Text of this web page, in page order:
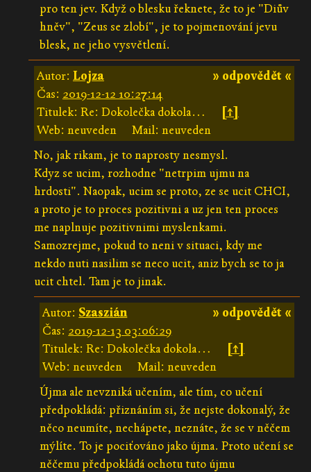
pro ten jev. Když o blesku řeknete, že to je "Diův
hněv", "Zeus se zlobí", je to pojmenování jevu
blesk, ne jeho vysvětlení.
» odpovědět «
Autor: Lojza
Čas: 2019-12-12 10:27:14
Titulek: Re: Dokolečka dokola…
[↑]
Web: neuveden
Mail: neuveden
No, jak rikam, je to naprosty nesmysl.
Kdyz se ucim, rozhodne "netrpim ujmu na
hrdosti". Naopak, ucim se proto, ze se ucit CHCI,
a proto je to proces pozitivni a uz jen ten proces
me naplnuje pozitivnimi myslenkami.
Samozrejme, pokud to neni v situaci, kdy me
nekdo nuti nasilim se neco ucit, aniz bych se to ja
ucit chtel. Tam je to jinak.
» odpovědět «
Autor: Szaszián
Čas: 2019-12-13 03:06:29
Titulek: Re: Dokolečka dokola…
[↑]
Web: neuveden
Mail: neuveden
Újma ale nevzniká učením, ale tím, co učení
předpokládá: přiznáním si, že nejste dokonalý, že
něco neumíte, nechápete, neznáte, že se v něčem
mýlíte. To je pociťováno jako újma. Proto učení se
něčemu předpokládá ochotu tuto újmu